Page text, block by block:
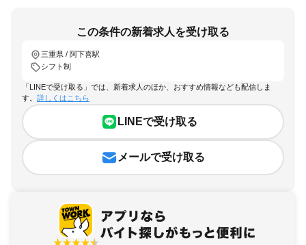
この条件の新着求人を受け取る
三重県 / 阿下喜駅
シフト制
「LINEで受け取る」では、新着求人のほか、おすすめ情報なども配信しま
す。 詳しくはこちら
LINEで受け取る
メールで受け取る